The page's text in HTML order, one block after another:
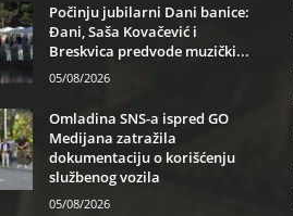
Počinju jubilarni Dani banice:
Đani, Saša Kovačević i
Breskvica predvode muzički...
05/08/2026
Omladina SNS-a ispred GO
Medijana zatražila
dokumentaciju o korišćenju
službenog vozila
05/08/2026